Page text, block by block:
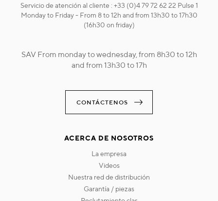
Servicio de atención al cliente : +33 (0)4 79 72 62 22 Pulse 1
Monday to Friday - From 8 to 12h and from 13h30 to 17h30
(16h30 on friday)
SAV From monday to wednesday, from 8h30 to 12h
and from 13h30 to 17h
CONTÁCTENOS
ACERCA DE NOSOTROS
la empresa
videos
nuestra red de distribución
garantía / piezas